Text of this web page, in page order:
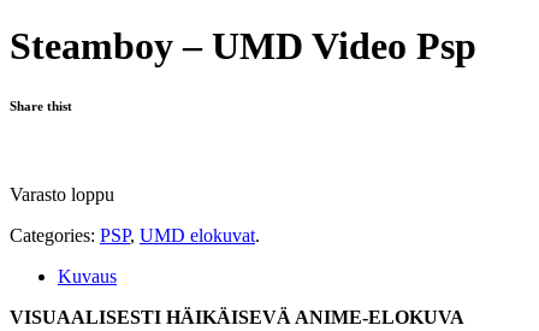
Steamboy – UMD Video Psp
Share thist
Varasto loppu
Categories: PSP, UMD elokuvat.
Kuvaus
VISUAALISESTI HÄIKÄISEVÄ ANIME-ELOKUVA